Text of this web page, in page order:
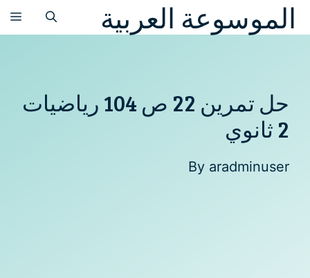
انتقلالموسوعة العربية
حل تمرين 22 ص 104 رياضيات
2 ثانوي
By aradminuser